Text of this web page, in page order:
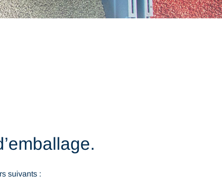
suivants :